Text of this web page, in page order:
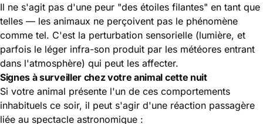
Il ne s'agit pas d'une peur "des étoiles filantes" en tant que
telles — les animaux ne perçoivent pas le phénomène
comme tel. C'est la perturbation sensorielle (lumière, et
parfois le léger infra-son produit par les météores entrant
dans l'atmosphère) qui peut les affecter.
Signes à surveiller chez votre animal cette nuit
Si votre animal présente l'un de ces comportements
inhabituels ce soir, il peut s'agir d'une réaction passagère
liée au spectacle astronomique :